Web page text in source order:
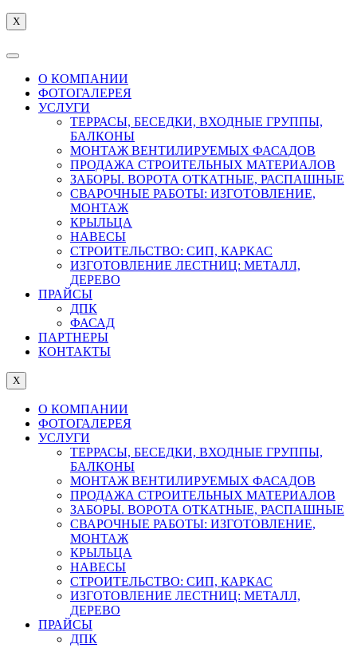
X
О КОМПАНИИ
ФОТОГАЛЕРЕЯ
УСЛУГИ
ТЕРРАСЫ, БЕСЕДКИ, ВХОДНЫЕ ГРУППЫ,
БАЛКОНЫ
МОНТАЖ ВЕНТИЛИРУЕМЫХ ФАСАДОВ
ПРОДАЖА СТРОИТЕЛЬНЫХ МАТЕРИАЛОВ
ЗАБОРЫ. ВОРОТА ОТКАТНЫЕ, РАСПАШНЫЕ
СВАРОЧНЫЕ РАБОТЫ: ИЗГОТОВЛЕНИЕ,
МОНТАЖ
КРЫЛЬЦА
НАВЕСЫ
СТРОИТЕЛЬСТВО: СИП, КАРКАС
ИЗГОТОВЛЕНИЕ ЛЕСТНИЦ: МЕТАЛЛ,
ДЕРЕВО
ПРАЙСЫ
ДПК
ФАСАД
ПАРТНЕРЫ
КОНТАКТЫ
X
О КОМПАНИИ
ФОТОГАЛЕРЕЯ
УСЛУГИ
ТЕРРАСЫ, БЕСЕДКИ, ВХОДНЫЕ ГРУППЫ,
БАЛКОНЫ
МОНТАЖ ВЕНТИЛИРУЕМЫХ ФАСАДОВ
ПРОДАЖА СТРОИТЕЛЬНЫХ МАТЕРИАЛОВ
ЗАБОРЫ. ВОРОТА ОТКАТНЫЕ, РАСПАШНЫЕ
СВАРОЧНЫЕ РАБОТЫ: ИЗГОТОВЛЕНИЕ,
МОНТАЖ
КРЫЛЬЦА
НАВЕСЫ
СТРОИТЕЛЬСТВО: СИП, КАРКАС
ИЗГОТОВЛЕНИЕ ЛЕСТНИЦ: МЕТАЛЛ,
ДЕРЕВО
ПРАЙСЫ
ДПК